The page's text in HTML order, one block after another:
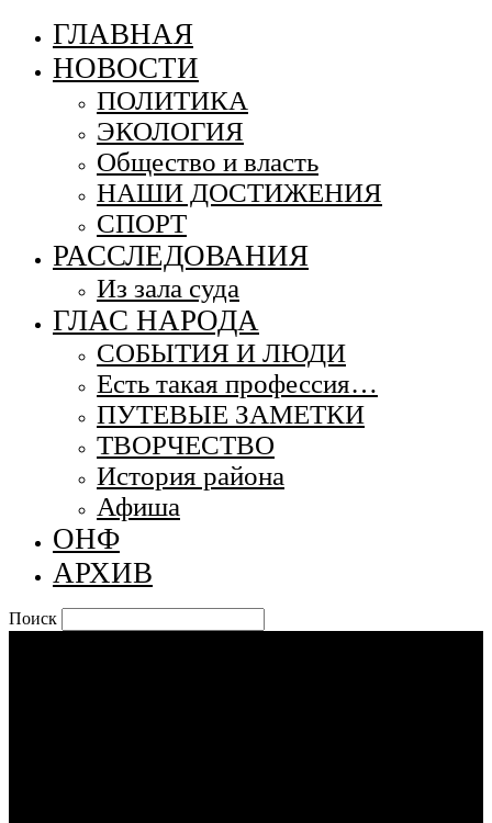
ГЛАВНАЯ
НОВОСТИ
ПОЛИТИКА
ЭКОЛОГИЯ
Общество и власть
НАШИ ДОСТИЖЕНИЯ
СПОРТ
РАССЛЕДОВАНИЯ
Из зала суда
ГЛАС НАРОДА
СОБЫТИЯ И ЛЮДИ
Есть такая профессия…
ПУТЕВЫЕ ЗАМЕТКИ
ТВОРЧЕСТВО
История района
Афиша
ОНФ
АРХИВ
Поиск